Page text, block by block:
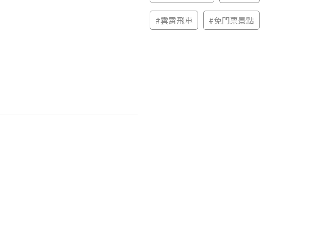
#雲霄飛車 #免門票景點